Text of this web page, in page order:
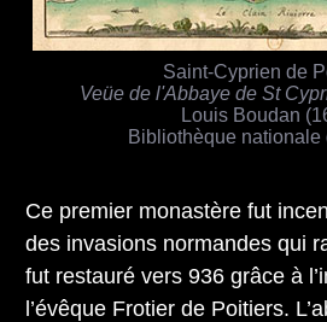
Saint-Cyprien de
Veüe de l'Abbaye de St
Louis Boudan
Bibliothèque nationale
Ce premier monastère fut
des invasions normandes qui
fut restauré vers 936 grâce à
l’évêque Frotier de Poitiers.